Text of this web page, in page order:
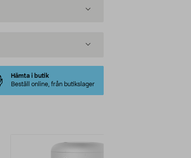
Hämta i butik
Beställ online, från butikslager